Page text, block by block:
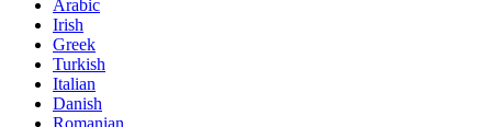
Arabic
Irish
Greek
Turkish
Italian
Danish
Romanian